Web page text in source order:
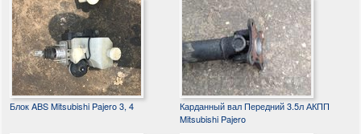
Блок ABS Mitsubishi Pajero 3, 4
Карданный вал Передний 3.5л АКПП
Mitsubishi Pajero